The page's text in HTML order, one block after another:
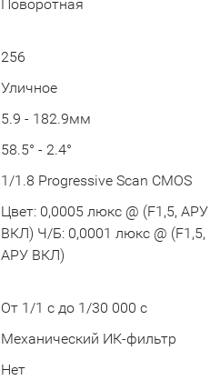
Поворотная
256
Уличное
5.9 - 182.9мм
58.5° - 2.4°
1/1.8 Progressive Scan CMOS
Цвет: 0,0005 люкс @ (F1,5, АРУ
ВКЛ) Ч/Б: 0,0001 люкс @ (F1,5,
АРУ ВКЛ)
От 1/1 с до 1/30 000 с
Механический ИК-фильтр
Нет